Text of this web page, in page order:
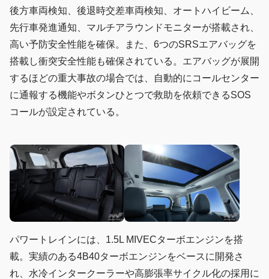
後方車両検知、後退時交差車両検知、オートハイビーム、
先行車発進通知、マルチアラウンドモニターが搭載され、
高い予防安全性能を確保。また、6つのSRSエアバッグを
搭載し衝突安全性能も確保されている。エアバッグが展開
するほどの重大事故の場合では、自動的にコールセンター
に通報する機能やボタンひとつで救助を依頼できるSOS
コールが設定されている。
パワートレインには、1.5L MIVECターボエンジンを搭
載。実績のある4B40ターボエンジンをベースに開発さ
れ、水冷インタークーラーや高膨張率サイクル化の採用に